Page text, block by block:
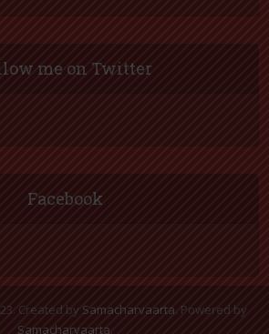
me on Twitter
Facebook
Created by Samacharvaarta. Powered by